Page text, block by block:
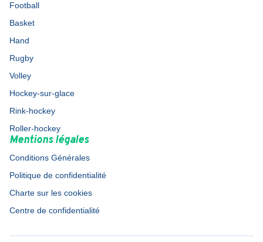
Football
Basket
Hand
Rugby
Volley
Hockey-sur-glace
Rink-hockey
Roller-hockey
Mentions légales
Conditions Générales
Politique de confidentialité
Charte sur les cookies
Centre de confidentialité